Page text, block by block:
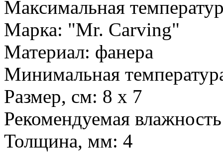
Максимальная
Марка: "Mr. Carving"
Материал: фанера
Минимальная
Размер, см: 8 x 7
Рекомендуемая
Толщина, мм: 4